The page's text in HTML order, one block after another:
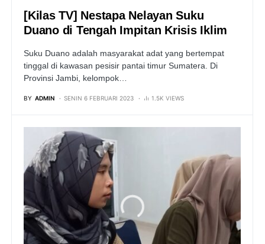
[Kilas TV] Nestapa Nelayan Suku
Duano di Tengah Impitan Krisis Iklim
Suku Duano adalah masyarakat adat yang bertempat
tinggal di kawasan pesisir pantai timur Sumatera. Di
Provinsi Jambi, kelompok…
BY ADMIN SENIN 6 FEBRUARI 2023 1.5K VIEWS